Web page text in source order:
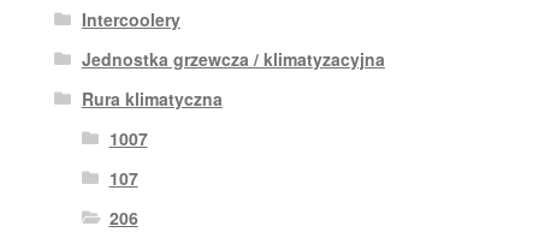
Intercoolery
Jednostka grzewcza / klimatyzacyjna
Rura klimatyczna
1007
107
206